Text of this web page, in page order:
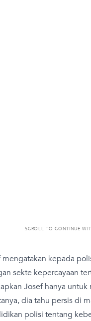
SCROLL TO CONTINUE
mengatakan kepada
sekte kepercayaan
Josef hanya
dia tahu persis di
polisi tentang